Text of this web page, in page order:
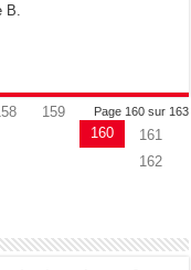
Page 160 sur 163
159
160
161
162